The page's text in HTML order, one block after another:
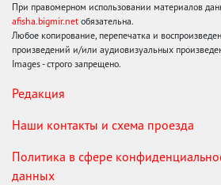
При правомерном использовании материалов
afisha.bigmir.net обязательна.
Любое копирование, перепечатка и
произведений и/или аудиовизуальных
Images - строго запрещено.
Редакция
Наши контакты и схема проезда
Политика в сфере
данных